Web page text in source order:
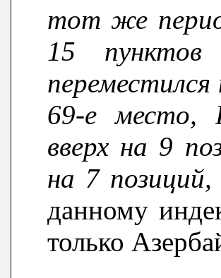
тот же
15
переместился
69-е место,
вверх на 9
на 7
данному
только